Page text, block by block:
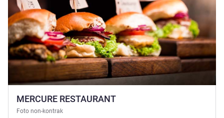
MERCURE RESTAURANT
Foto non-kontrak